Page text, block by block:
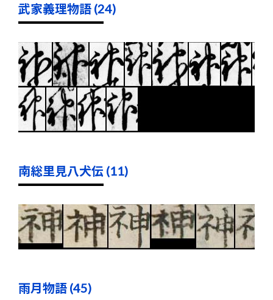
武家義理物語 (24)
南総里見八犬伝 (11)
雨月物語 (45)